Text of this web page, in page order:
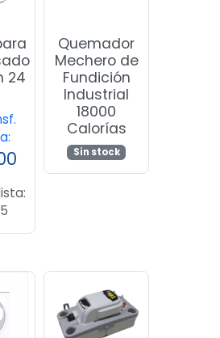
24
Quemador
Mechero de
Fundición
Industrial
18000
Calorías
Sin stock